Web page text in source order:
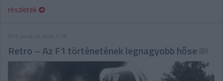
részletek
2015. január 26. hétfő, 11:48
Retro – Az F1 történetének legnagyobb hőse